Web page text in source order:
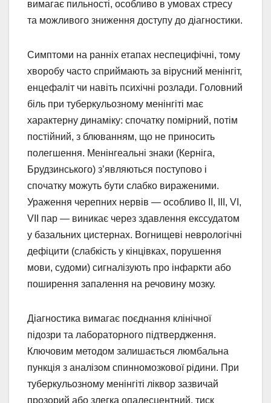
вимагає пильності, особливо в умовах стресу
та можливого зниження доступу до діагностики.
Симптоми на ранніх етапах неспецифічні, тому
хворобу часто сприймають за вірусний менінгіт,
енцефаліт чи навіть психічні розлади. Головний
біль при туберкульозному менінгіті має
характерну динаміку: спочатку помірний, потім
постійний, з блюванням, що не приносить
полегшення. Менінгеальні знаки (Керніга,
Брудзинського) з’являються поступово і
спочатку можуть бути слабко вираженими.
Ураження черепних нервів — особливо II, III, VI,
VII пар — виникає через здавлення екссудатом
у базальних цистернах. Вогнищеві неврологічні
дефіцити (слабкість у кінцівках, порушення
мови, судоми) сигналізують про інфаркти або
поширення запалення на речовину мозку.
Діагностика вимагає поєднання клінічної
підозри та лабораторного підтвердження.
Ключовим методом залишається люмбальна
пункція з аналізом спинномозкової рідини. При
туберкульозному менінгіті ліквор зазвичай
прозорий або злегка опалесцентний, тиск